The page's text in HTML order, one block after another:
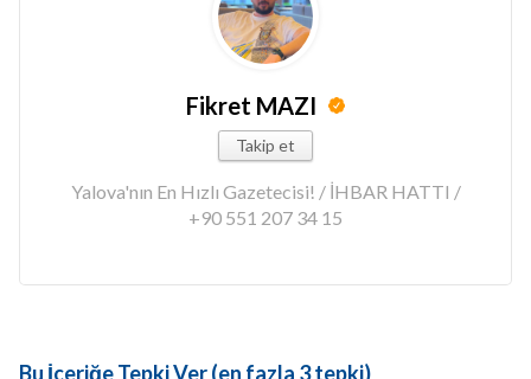
Fikret MAZI
Takip et
Yalova'nın En Hızlı Gazetecisi! / İHBAR HATTI /
+90 551 207 34 15
Bu İçeriğe Tepki Ver (en fazla 3 tepki)